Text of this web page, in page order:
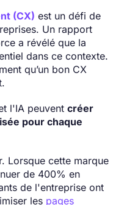
(CX) est un défi de
Un rapport
a révélé que la
dans ce contexte.
qu’un bon CX
l'IA peuvent créer
pour chaque
Lorsque cette marque
de 400% en
de l'entreprise ont
les pages